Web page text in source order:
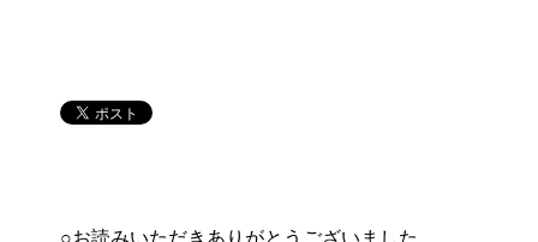
○お読みいただきありがとうございました。